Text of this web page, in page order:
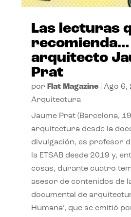
Las lecturas
recomienda…
arquitecto
Prat
por Flat Magazine| Ago 6,
Arquitectura
Jaume Prat (Barcelona,
arquitectura desde la
divulgación, es profesor
la ETSAB desde 2019 y,
cosas, durante cuatro
asesor de contenidos de
documental de
Humana’, que se emitió